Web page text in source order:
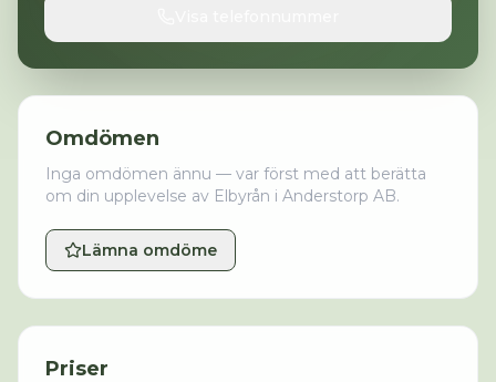
Omdömen
Inga omdömen ännu — var först med att berätta
om din upplevelse av Elbyrån i Anderstorp AB.
Lämna omdöme
Priser